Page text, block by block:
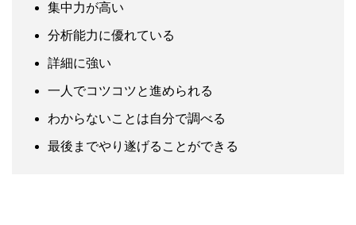
集中力が高い
分析能力に優れている
詳細に強い
一人でコツコツと進められる
わからないことは自分で調べる
最後までやり遂げることができる